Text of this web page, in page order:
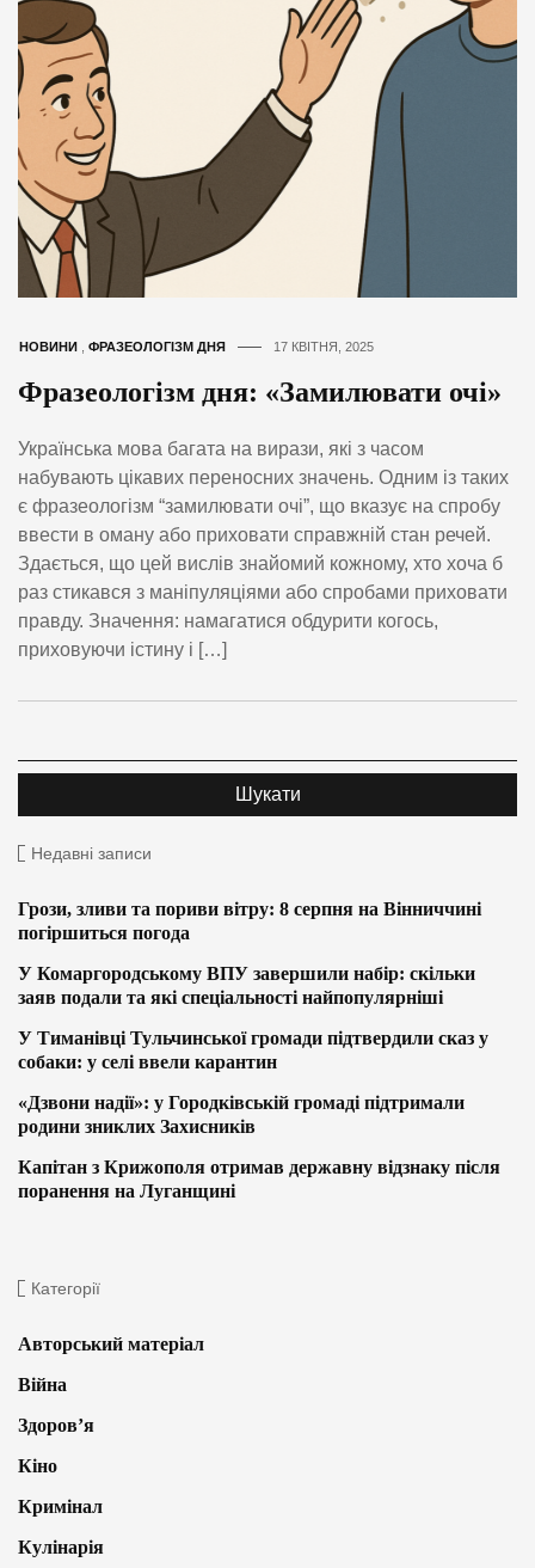
НОВИНИ ФРАЗЕОЛОГІЗМ ДНЯ 17 КВІТНЯ, 2025
Фразеологізм дня: «Замилювати очі»
Українська мова багата на вирази, які з часом
набувають цікавих переносних значень. Одним із таких
є фразеологізм “замилювати очі”, що вказує на спробу
ввести в оману або приховати справжній стан речей.
Здається, що цей вислів знайомий кожному, хто хоча б
раз стикався з маніпуляціями або спробами приховати
правду. Значення: намагатися обдурити когось,
приховуючи істину і […]
Недавні записи
Грози, зливи та пориви вітру: 8 серпня на Вінниччині
погіршиться погода
У Комаргородському ВПУ завершили набір: скільки
заяв подали та які спеціальності найпопулярніші
У Тиманівці Тульчинської громади підтвердили сказ у
собаки: у селі ввели карантин
«Дзвони надії»: у Городківській громаді підтримали
родини зниклих Захисників
Капітан з Крижополя отримав державну відзнаку після
поранення на Луганщині
Категорії
Авторський матеріал
Війна
Здоров’я
Кіно
Кримінал
Кулінарія